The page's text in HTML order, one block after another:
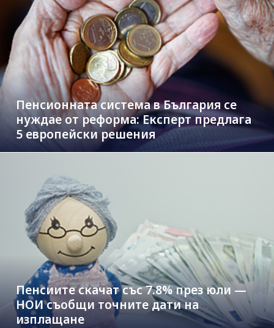
Пенсионната система в България се
нуждае от реформа: Експерт предлага
5 европейски решения
Пенсиите скачат със 7.8% през юли —
НОИ съобщи точните дати на
изплащане